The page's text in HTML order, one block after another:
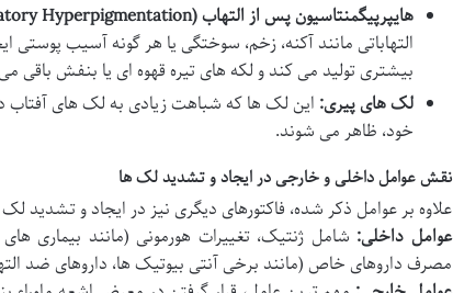
هایپرپیگمنتاسیون پس از التهاب (PIH – Post-Inflammatory Hyperpigmentation):
التهاباتی مانند آکنه، زخم، سوختگی یا هر گونه آسیب
بیشتری تولید می کند و لکه های تیره قهوه ای یا بنفش باقی
لک های پیری: این لک ها که شباهت زیادی به لک های آفتاب
خود، ظاهر می شوند.
نقش عوامل داخلی و خارجی در ایجاد و تشدید لک ها
علاوه بر عوامل ذکر شده، فاکتورهای دیگری نیز در ایجاد و تشدید
عوامل داخلی: شامل ژنتیک، تغییرات هورمونی (مانند بیماری
مصرف داروهای خاص (مانند برخی آنتی بیوتیک ها، داروهای ضد